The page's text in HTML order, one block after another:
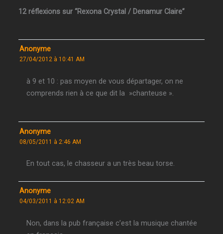
12 réflexions sur “Rexona Crystal / Denamur Claire”
Anonyme
27/04/2012 à 10:41 AM
à 9 et 10 : pas moyen de vous départager, on ne
comprends rien à ce que dit la »chanteuse ».
Anonyme
08/05/2011 à 2:46 AM
En tout cas, le chasseur a un très beau torse.
Anonyme
04/03/2011 à 12:02 AM
Non, dans la pub française c’est la musique chantée